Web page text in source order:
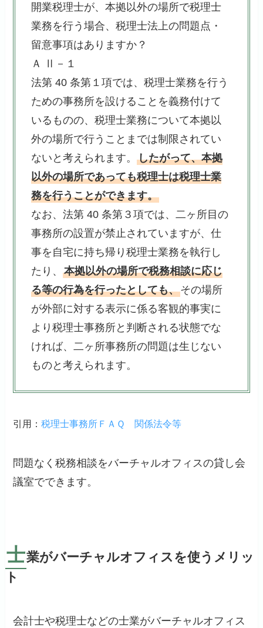
開業税理士が、本拠以外の場所で税理士
業務を行う場合、税理士法上の問題点・
留意事項はありますか？
Ａ Ⅱ－１
法第 40 条第１項では、税理士業務を行う
ための事務所を設けることを義務付けて
いるものの、税理士業務について本拠以
外の場所で行うことまでは制限されてい
ないと考えられます。したがって、本拠
以外の場所であっても税理士は税理士業
務を行うことができます。
なお、法第 40 条第３項では、二ヶ所目の
事務所の設置が禁止されていますが、仕
事を自宅に持ち帰り税理士業務を執行し
たり、本拠以外の場所で税務相談に応じ
る等の行為を行ったとしても、その場所
が外部に対する表示に係る客観的事実に
より税理士事務所と判断される状態でな
ければ、二ヶ所事務所の問題は生じない
ものと考えられます。
引用：税理士事務所ＦＡＱ 関係法令等
問題なく税務相談をバーチャルオフィスの貸し会
議室でできます。
士業がバーチャルオフィスを使うメリッ
ト
会計士や税理士などの士業がバーチャルオフィス